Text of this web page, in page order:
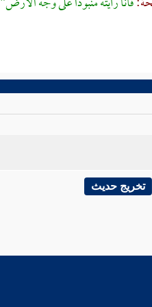
تخريج حديث